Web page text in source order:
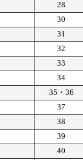
28
30
31
32
33
34
35・36
37
38
39
40